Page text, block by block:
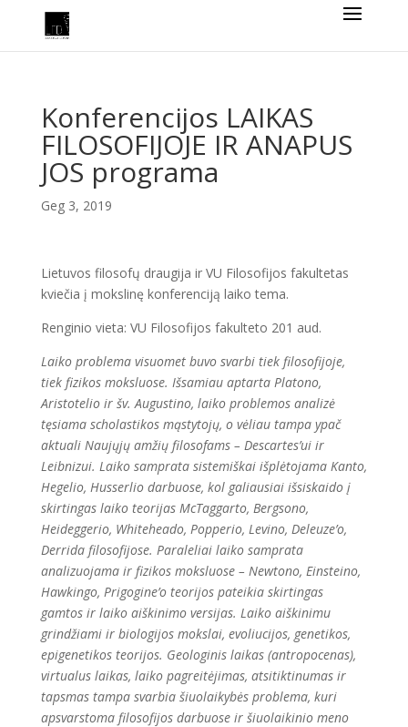
Konferencijos LAIKAS
FILOSOFIJOJE IR ANAPUS
JOS programa
Geg 3, 2019
Lietuvos filosofų draugija ir VU Filosofijos fakultetas
kviečia į mokslinę konferenciją laiko tema.
Renginio vieta: VU Filosofijos fakulteto 201 aud.
Laiko problema visuomet buvo svarbi tiek filosofijoje,
tiek fizikos moksluose. Išsamiau aptarta Platono,
Aristotelio ir šv. Augustino, laiko problemos analizė
tęsiama scholastikos mąstytojų, o vėliau tampa ypač
aktuali Naujųjų amžių filosofams – Descartes’ui ir
Leibnizui. Laiko samprata sistemiškai išplėtojama Kanto,
Hegelio, Husserlio darbuose, kol galiausiai išsiskaido į
skirtingas laiko teorijas McTaggarto, Bergsono,
Heideggerio, Whiteheado, Popperio, Levino, Deleuze’o,
Derrida filosofijose. Paraleliai laiko samprata
analizuojama ir fizikos moksluose – Newtono, Einsteino,
Hawkingo, Prigogine’o teorijos pateikia skirtingas
gamtos ir laiko aiškinimo versijas. Laiko aiškinimu
grindžiami ir biologijos mokslai, evoliucijos, genetikos,
epigenetikos teorijos. Geologinis laikas (antropocenas),
virtualus laikas, laiko pagreitėjimas, atsitiktinumas ir
tapsmas tampa svarbia šiuolaikybės problema, kuri
apsvarstoma filosofijos darbuose ir šiuolaikinio meno